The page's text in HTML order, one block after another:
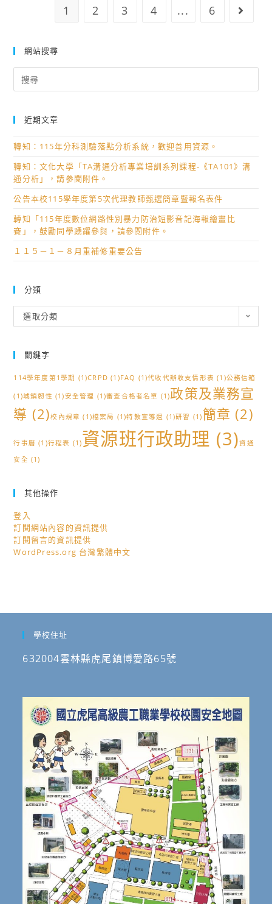
等
閱
讀
心
得
寫
作
比
賽
次」
公
告
1 2 3 4 ... 6 Go
網站搜尋
for:
近期文章
轉知：115年分科測驗落點分析系統，歡迎善用資源。
轉知：文化大學「TA溝通分析專業培訓系列課程-《TA101》溝
通分析」，請參閱附件。
公告本校115學年度第5次代理教師甄選簡章暨報名表件
轉知「115年度數位網路性別暴力防治短影音記海報繪畫比
賽」，鼓勵同學踴躍參與，請參閱附件。
１１５－１－８月重補修重要公告
分類
類
選取分類
關鍵字
114學年度第1學期 (1)CRPD (1)FAQ (1)代收代辦收支情形表 (1)公務信箱
(1)城鎮韌性 (1)安全管理 (1)審查合格者名單 (1)政策及業務宣
導 (2)校內規章 (1)檔案局 (1)特教宣導週 (1)研習 (1) 簡章 (2)
行事曆 (1)行程表 (1)資源班行政助理 (3)資通
安全 (1)
其他操作
登入
訂閱網站內容的資訊提供
訂閱留言的資訊提供
WordPress.org 台灣繁體中文
學校住址
632004雲林縣虎尾鎮博愛路65號